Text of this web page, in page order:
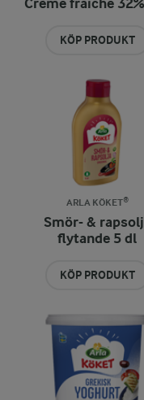
Crème fraiche
KÖP PRODUKT
ARLA KÖKET®
Smör- &
flytande 5 dl
KÖP PRODUKT